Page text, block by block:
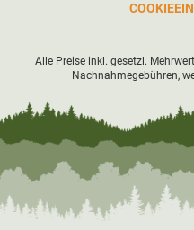
Alle Preise inkl. gesetzl.
Nachnahmegebühren,